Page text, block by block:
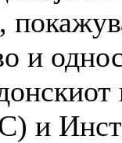
и
и